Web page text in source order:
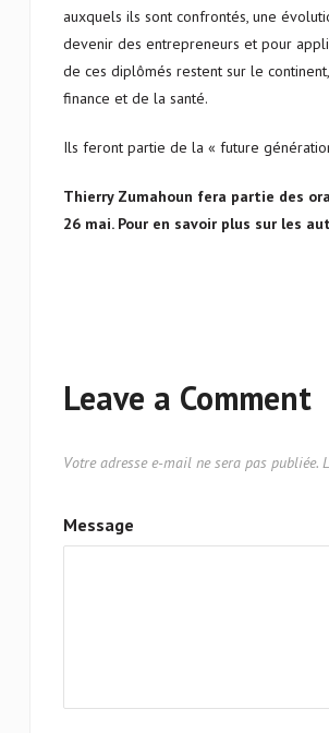
auxquels ils sont confrontés, une
devenir des entrepreneurs et pour
de ces diplômés restent sur le
finance et de la santé.
Ils feront partie de la « future
Thierry Zumahoun fera partie des
26 mai. Pour en savoir plus sur les
Leave a Comment
Votre adresse e-mail ne sera pas publiée.
Message